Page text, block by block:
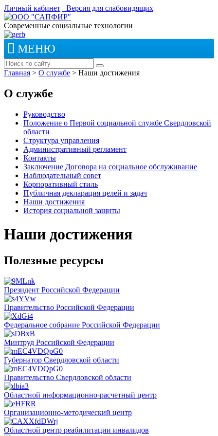
Личный кабинет Версия для слабовидящих
Современные социальные технологии
МЕНЮ
Главная > О службе > Наши достижения
О службе
Руководство
Положение о Первой социальной службе Свердловской
области
Структура управления
Административный регламент
Контакты
Заключение Договора на социальное обслуживание
Наблюдательный совет
Корпоративный стиль
Публичная декларация целей и задач
Наши достижения
История социальной защиты
Наши достижения
Полезные ресурсы
Президент Российской Федерации
Правительство Российской Федерации
Федеральное собрание Российской Федерации
Минтруд Российской Федерации
Губернатор Свердловской области
Правительство Свердловской области
Областной информационно-расчетный центр
Организационно-методический центр
Областной центр реабилитации инвалидов